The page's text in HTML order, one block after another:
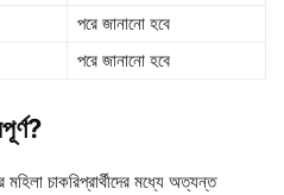
পরে জানানো হবে
পরে জানানো হবে
চাকরিপ্রার্থীদের মধ্যে অত্যন্ত